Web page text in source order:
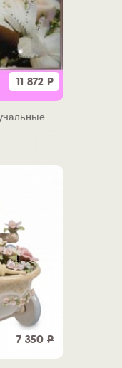
11 872 Р
7 350 Р